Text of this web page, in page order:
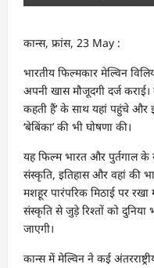
कान्स, फ्रांस, 23 May :
भारतीय फिल्मकार मेल्विन
अपनी खास मौजूदगी दर्ज
कहती हैं’ के साथ यहां पहुंचे और
‘बेबिंका’ की भी घोषणा की।
यह फिल्म भारत और पुर्तगाल के
संस्कृति, इतिहास और वहां की
मशहूर पारंपरिक मिठाई पर
संस्कृति से जुड़े रिश्तों को
जाएगी।
कान्स में मेल्विन ने कई